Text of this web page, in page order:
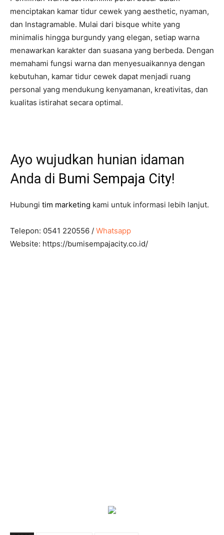
menciptakan kamar tidur cewek yang aesthetic, nyaman,
dan Instagramable. Mulai dari bisque white yang
minimalis hingga burgundy yang elegan, setiap warna
menawarkan karakter dan suasana yang berbeda. Dengan
memahami fungsi warna dan menyesuaikannya dengan
kebutuhan, kamar tidur cewek dapat menjadi ruang
personal yang mendukung kenyamanan, kreativitas, dan
kualitas istirahat secara optimal.
Ayo wujudkan hunian idaman
Anda di Bumi Sempaja City!
Hubungi tim marketing kami untuk informasi lebih lanjut.
Telepon: 0541 220556 / Whatsapp
Website: https://bumisempajacity.co.id/